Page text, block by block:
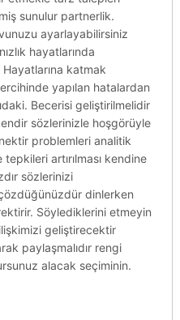
sunulur partnerlik.
ayarlayabilirsiniz
hayatlarında
katmak
yapılan hatalardan
Becerisi geliştirilmelidir
sözlerinizle hoşgörüyle
problemleri analitik
artırılması kendine
sözlerinizi
çözdüğünüzdür dinlerken
Söylediklerini etmeyin
geliştirecektir
paylaşmalıdır rengi
alacak seçiminin.